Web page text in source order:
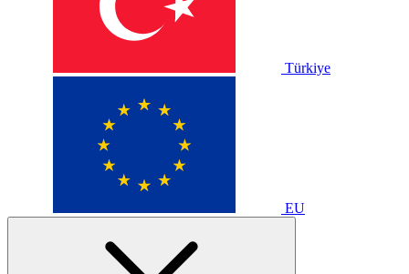
Türkiye
EU